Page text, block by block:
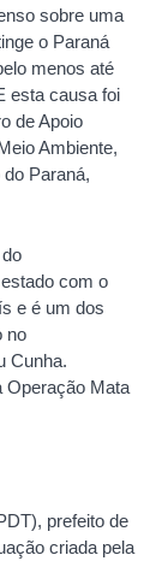
sobre uma
o Paraná
menos até
esta causa foi
de Apoio
Ambiente,
Paraná,
com o
e é um dos
no
Cunha.
Operação Mata
prefeito de
criada pela